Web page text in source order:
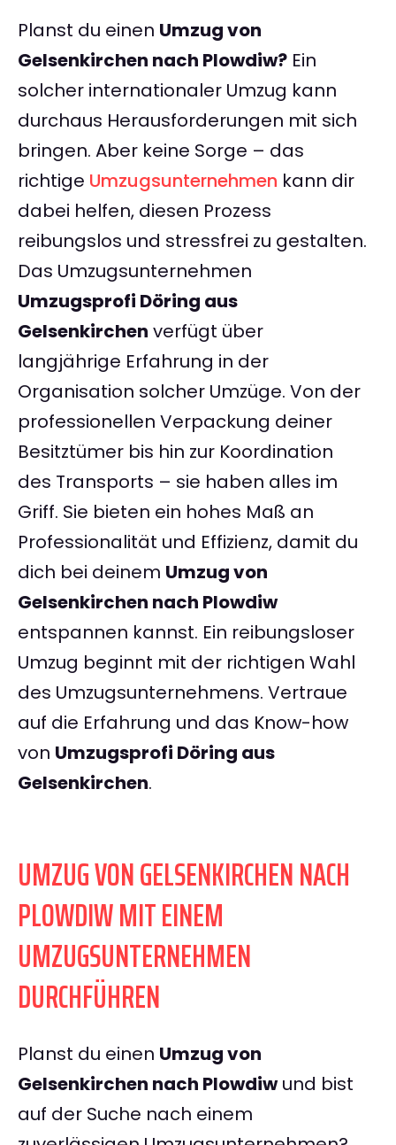
Planst du einen Umzug von
Gelsenkirchen nach Plowdiw? Ein
solcher internationaler Umzug kann
durchaus Herausforderungen mit sich
bringen. Aber keine Sorge – das
richtige Umzugsunternehmen kann dir
dabei helfen, diesen Prozess
reibungslos und stressfrei zu gestalten.
Das Umzugsunternehmen
Umzugsprofi Döring aus
Gelsenkirchen verfügt über
langjährige Erfahrung in der
Organisation solcher Umzüge. Von der
professionellen Verpackung deiner
Besitztümer bis hin zur Koordination
des Transports – sie haben alles im
Griff. Sie bieten ein hohes Maß an
Professionalität und Effizienz, damit du
dich bei deinem Umzug von
Gelsenkirchen nach Plowdiw
entspannen kannst. Ein reibungsloser
Umzug beginnt mit der richtigen Wahl
des Umzugsunternehmens. Vertraue
auf die Erfahrung und das Know-how
von Umzugsprofi Döring aus
Gelsenkirchen.
UMZUG VON GELSENKIRCHEN NACH
PLOWDIW MIT EINEM
UMZUGSUNTERNEHMEN
DURCHFÜHREN
Planst du einen Umzug von
Gelsenkirchen nach Plowdiwund bist
auf der Suche nach einem